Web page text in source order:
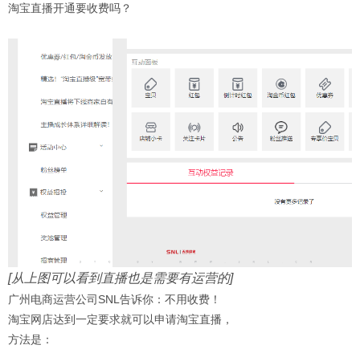
淘宝直播开通要收费吗？
[从上图可以看到直播也是需要有运营的]
广州电商运营公司SNL告诉你：不用收费！
淘宝网店达到一定要求就可以申请淘宝直播，
方法是：